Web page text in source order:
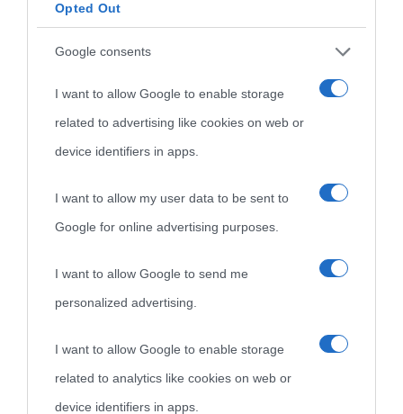
Opted Out
Google consents
I want to allow Google to enable storage
related to advertising like cookies on web or
device identifiers in apps.
I want to allow my user data to be sent to
Google for online advertising purposes.
I want to allow Google to send me
personalized advertising.
I want to allow Google to enable storage
related to analytics like cookies on web or
device identifiers in apps.
Cultura
Cultura è un blog del sito Biografieonline © 2012-2025 •
come Affiliato Amazon il sito ricava commissioni sugli acquisti
nell'avversa.» (Aristotele -Frasi sulla cultura)